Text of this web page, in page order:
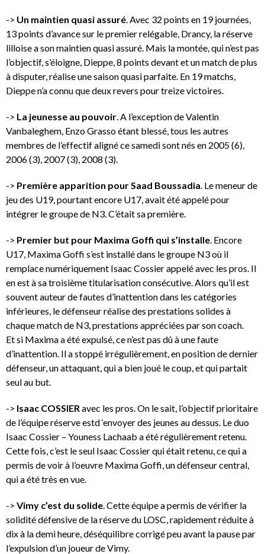
-> Un maintien quasi assuré . Avec 32 points en 19 journées,
13 points d’avance sur le premier relégable, Drancy, la réserve
lilloise a son maintien quasi assuré. Mais la montée, qui n’est pas
l’objectif, s’éloigne, Dieppe, 8 points devant et un match de plus
à disputer, réalise une saison quasi parfaite. En 19 matchs,
Dieppe n’a connu que deux revers pour treize victoires.
-> La jeunesse au pouvoir . A l’exception de Valentin
Vanbaleghem, Enzo Grasso étant blessé, tous les autres
membres de l’effectif aligné ce samedi sont nés en 2005 (6),
2006 (3), 2007 (3), 2008 (3).
-> Première apparition pour Saad Boussadia . Le meneur de
jeu des U19, pourtant encore U17, avait été appelé pour
intégrer le groupe de N3. C’était sa première.
-> Premier but pour Maxima Goffi qui s’installe . Encore
U17, Maxima Goffi s’est installé dans le groupe N3 où il
remplace numériquement Isaac Cossier appelé avec les pros. Il
en est à sa troisième titularisation consécutive. Alors qu’il est
souvent auteur de fautes d’inattention dans les catégories
inférieures, le défenseur réalise des prestations solides à
chaque match de N3, prestations appréciées par son coach.
Et si Maxima a été expulsé, ce n’est pas dû à une faute
d’inattention. Il a stoppé irrégulièrement, en position de dernier
défenseur, un attaquant, qui a bien joué le coup, et qui partait
seul au but.
-> Isaac COSSIER avec les pros. On le sait, l’objectif prioritaire
de l’équipe réserve estd ‘envoyer des jeunes au dessus. Le duo
Isaac Cossier – Youness Lachaab a été régulièrement retenu.
Cette fois, c’est le seul Isaac Cossier qui était retenu, ce qui a
permis de voir à l’oeuvre Maxima Goffi, un défenseur central,
qui a été très en vue.
-> Vimy c’est du solide . Cette équipe a permis de vérifier la
solidité défensive de la réserve du LOSC, rapidement réduite à
dix à la demi heure, déséquilibre corrigé peu avant la pause par
l’expulsion d’un joueur de Vimy.